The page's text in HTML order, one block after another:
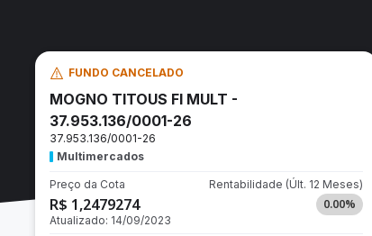
FUNDO CANCELADO
MOGNO TITOUS FI MULT -
37.953.136/0001-26
37.953.136/0001-26
Multimercados
Preço da Cota
R$ 1,2479274
Atualizado: 14/09/2023
Rentabilidade (Últ. 12 Meses)
0.00%